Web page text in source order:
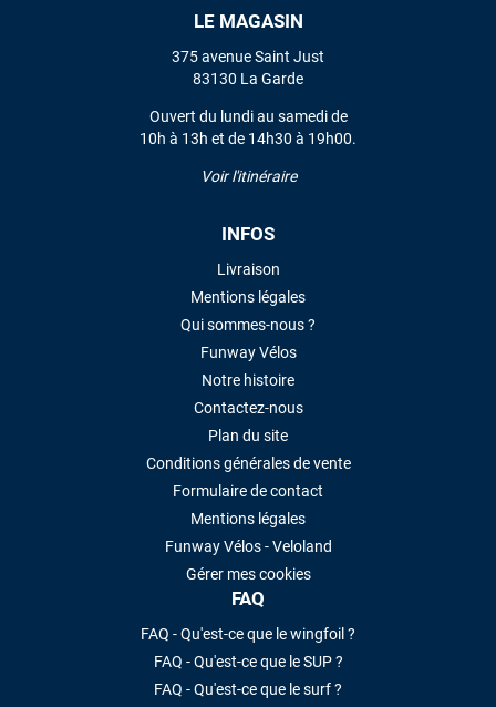
LE MAGASIN
375 avenue Saint Just
83130 La Garde
Ouvert du lundi au samedi de
10h à 13h et de 14h30 à 19h00.
Voir l'itinéraire
INFOS
Livraison
Mentions légales
Qui sommes-nous ?
Funway Vélos
Notre histoire
Contactez-nous
Plan du site
Conditions générales de vente
Formulaire de contact
Mentions légales
Funway Vélos - Veloland
Gérer mes cookies
FAQ
FAQ - Qu'est-ce que le wingfoil ?
FAQ - Qu'est-ce que le SUP ?
FAQ - Qu'est-ce que le surf ?
VOIR TOUS LES AVIS